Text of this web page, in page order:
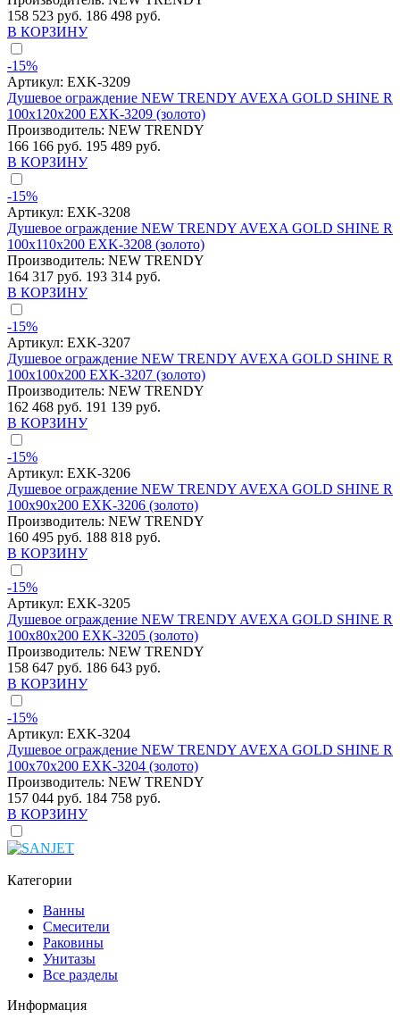
158 523 руб. 186 498 руб.
В КОРЗИНУ
-15%
Артикул: EXK-3209
Душевое ограждение NEW TRENDY AVEXA GOLD SHINE R
100x120x200 EXK-3209 (золото)
Производитель: NEW TRENDY
166 166 руб. 195 489 руб.
В КОРЗИНУ
-15%
Артикул: EXK-3208
Душевое ограждение NEW TRENDY AVEXA GOLD SHINE R
100x110x200 EXK-3208 (золото)
Производитель: NEW TRENDY
164 317 руб. 193 314 руб.
В КОРЗИНУ
-15%
Артикул: EXK-3207
Душевое ограждение NEW TRENDY AVEXA GOLD SHINE R
100x100x200 EXK-3207 (золото)
Производитель: NEW TRENDY
162 468 руб. 191 139 руб.
В КОРЗИНУ
-15%
Артикул: EXK-3206
Душевое ограждение NEW TRENDY AVEXA GOLD SHINE R
100x90x200 EXK-3206 (золото)
Производитель: NEW TRENDY
160 495 руб. 188 818 руб.
В КОРЗИНУ
-15%
Артикул: EXK-3205
Душевое ограждение NEW TRENDY AVEXA GOLD SHINE R
100x80x200 EXK-3205 (золото)
Производитель: NEW TRENDY
158 647 руб. 186 643 руб.
В КОРЗИНУ
-15%
Артикул: EXK-3204
Душевое ограждение NEW TRENDY AVEXA GOLD SHINE R
100x70x200 EXK-3204 (золото)
Производитель: NEW TRENDY
157 044 руб. 184 758 руб.
В КОРЗИНУ
Категории
Ванны
Смесители
Раковины
Унитазы
Все разделы
Информация